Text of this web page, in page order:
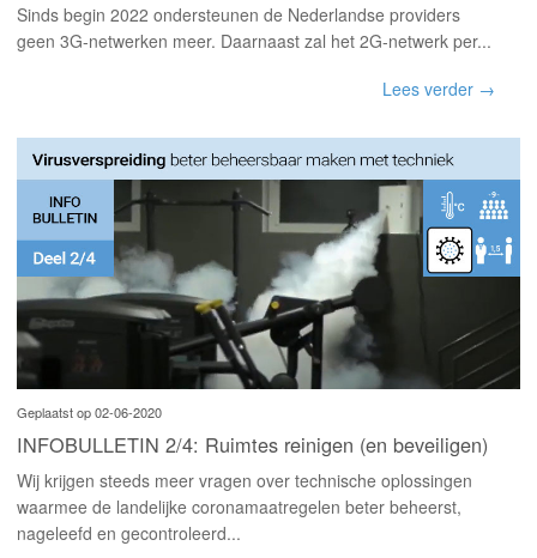
Sinds begin 2022 ondersteunen de Nederlandse providers
geen 3G-netwerken meer. Daarnaast zal het 2G-netwerk per...
Lees verder →
Geplaatst op 02-06-2020
INFOBULLETIN 2/4: Ruimtes reinigen (en beveiligen)
Wij krijgen steeds meer vragen over technische oplossingen
waarmee de landelijke coronamaatregelen beter beheerst,
nageleefd en gecontroleerd...